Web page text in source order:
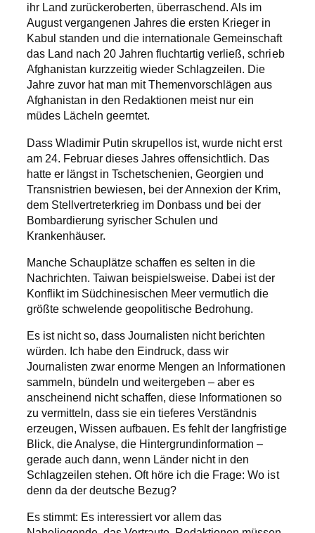
ihr Land zurückeroberten, überraschend. Als im
August vergangenen Jahres die ersten Krieger in
Kabul standen und die internationale Gemeinschaft
das Land nach 20 Jahren fluchtartig verließ, schrieb
Afghanistan kurzzeitig wieder Schlagzeilen. Die
Jahre zuvor hat man mit Themenvorschlägen aus
Afghanistan in den Redaktionen meist nur ein
müdes Lächeln geerntet.
Dass Wladimir Putin skrupellos ist, wurde nicht erst
am 24. Februar dieses Jahres offensichtlich. Das
hatte er längst in Tschetschenien, Georgien und
Transnistrien bewiesen, bei der Annexion der Krim,
dem Stellvertreterkrieg im Donbass und bei der
Bombardierung syrischer Schulen und
Krankenhäuser.
Manche Schauplätze schaffen es selten in die
Nachrichten. Taiwan beispielsweise. Dabei ist der
Konflikt im Südchinesischen Meer vermutlich die
größte schwelende geopolitische Bedrohung.
Es ist nicht so, dass Journalisten nicht berichten
würden. Ich habe den Eindruck, dass wir
Journalisten zwar enorme Mengen an Informationen
sammeln, bündeln und weitergeben – aber es
anscheinend nicht schaffen, diese Informationen so
zu vermitteln, dass sie ein tieferes Verständnis
erzeugen, Wissen aufbauen. Es fehlt der langfristige
Blick, die Analyse, die Hintergrundinformation –
gerade auch dann, wenn Länder nicht in den
Schlagzeilen stehen. Oft höre ich die Frage: Wo ist
denn da der deutsche Bezug?
Es stimmt: Es interessiert vor allem das